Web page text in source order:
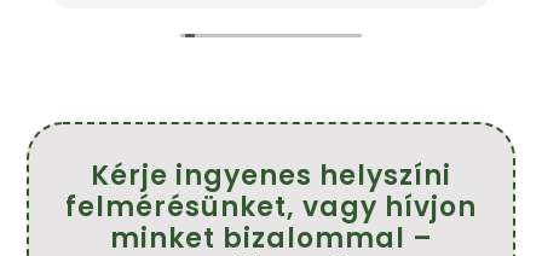
Köszönöm szépen.
Kérje ingyenes helyszíni
felmérésünket, vagy hívjon
minket bizalommal –